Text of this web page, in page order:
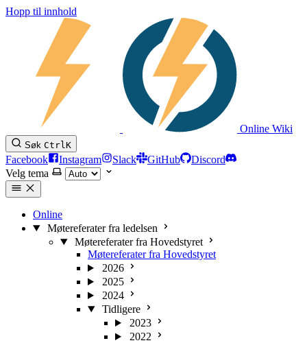
Hopp til innhold
Online Wiki
Søk CtrlK
Facebook Instagram Slack GitHub
Discord
Velg tema
Online
Møtereferater fra ledelsen
Møtereferater fra Hovedstyret
Møtereferater fra Hovedstyret
2026
2025
2024
Tidligere
2023
2022